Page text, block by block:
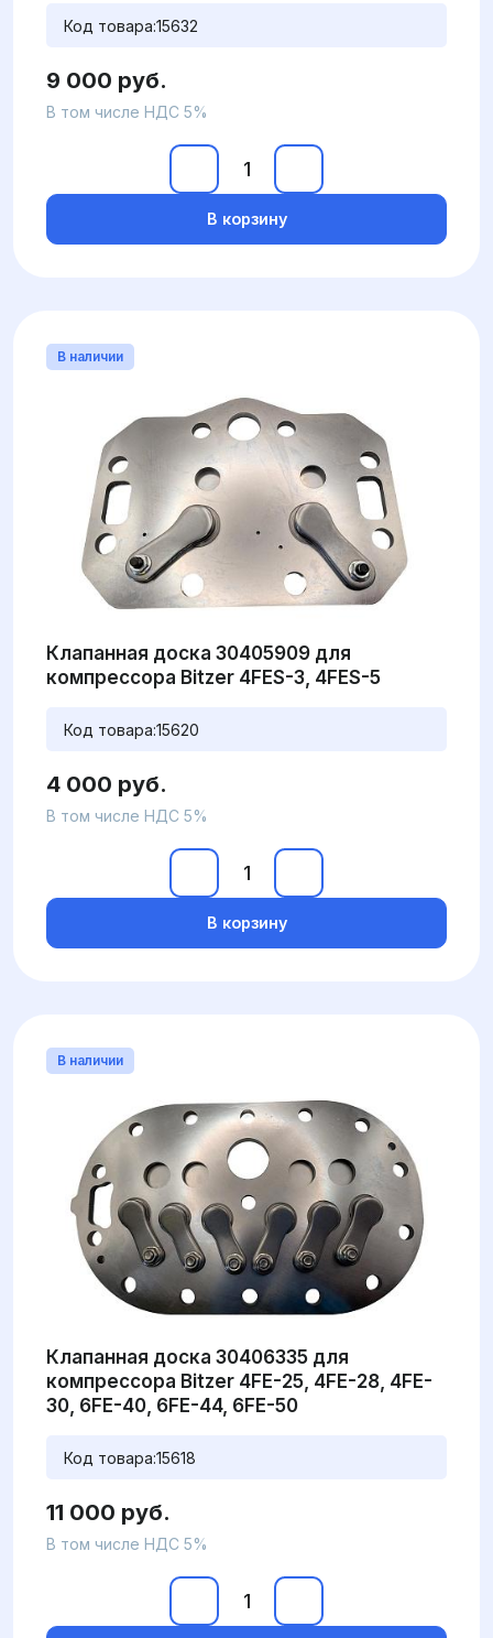
Код товара:15632
9 000 руб.
В том числе НДС 5%
В корзину
В наличии
Клапанная доска 30405909 для
компрессора Bitzer 4FES-3, 4FES-5
Код товара:15620
4 000 руб.
В том числе НДС 5%
В корзину
В наличии
Клапанная доска 30406335 для
компрессора Bitzer 4FE-25, 4FE-28, 4FE-
30, 6FE-40, 6FE-44, 6FE-50
Код товара:15618
11 000 руб.
В том числе НДС 5%